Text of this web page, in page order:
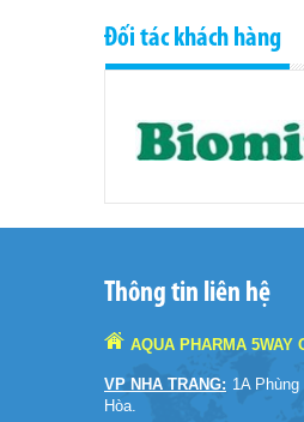
Đối tác khách hàng
Thông tin liên hệ
AQUA PHARMA 5WAY
VP NHA TRANG: 1A
Hòa.